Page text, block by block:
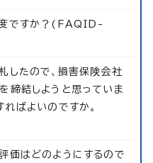
度ですか？(FAQID-
したので、損害保険会社
締結しようと思っていま
ばよいのですか。
価はどのようにするので